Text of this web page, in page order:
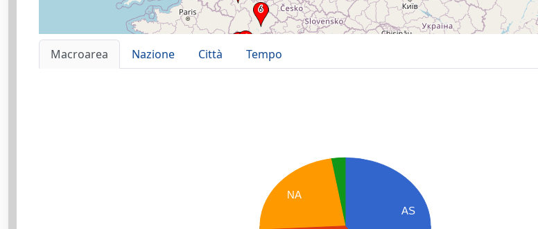
Macroarea Nazione Città
Tempo
AS
NA